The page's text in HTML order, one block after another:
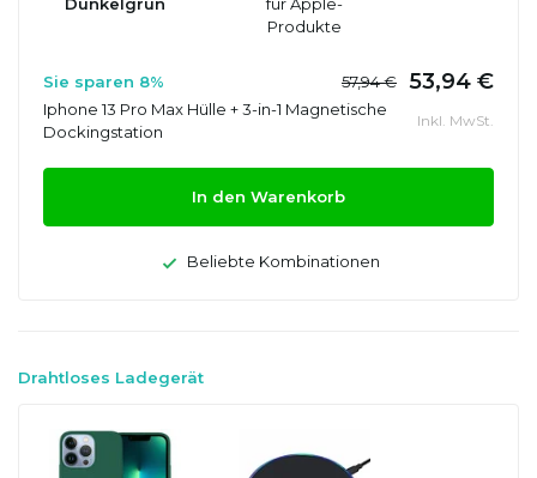
Produkte
Sie sparen 8% 57,94 € 53,94 €
Iphone 13 Pro Max Hülle + 3-in-1 Magnetische
Dockingstation
Inkl. MwSt.
In den Warenkorb
Beliebte Kombinationen
Drahtloses Ladegerät